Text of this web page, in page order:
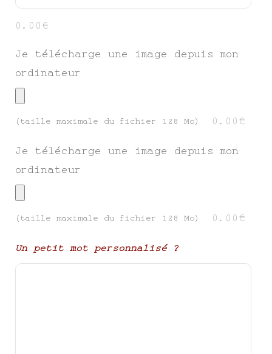
0.00€
Je télécharge une image depuis mon
ordinateur
(taille maximale du fichier 128 Mo) 0.00€
Je télécharge une image depuis mon
ordinateur
(taille maximale du fichier 128 Mo) 0.00€
Un petit mot personnalisé ?